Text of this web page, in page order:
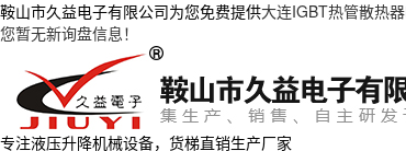
鞍山市久益电子有限公司为您免费提供大连IGBT热管散热
您暂无新询盘信息！
专注液压升降机械设备，货梯直销生产厂家